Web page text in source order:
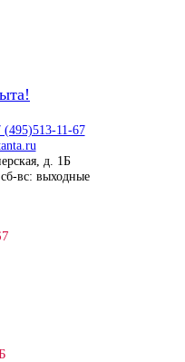
(495)513-11-67
д. 1Б
вс: выходные